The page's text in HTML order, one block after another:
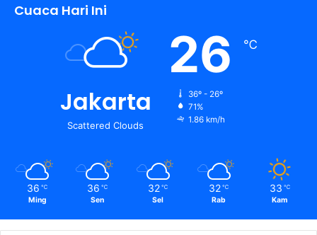
Cuaca Hari Ini
Jakarta
Scattered Clouds
26 ℃
36º - 26º
71%
1.86 km/h
36 ℃
Ming
36 ℃
Sen
32 ℃
Sel
32 ℃
Rab
33 ℃
Kam